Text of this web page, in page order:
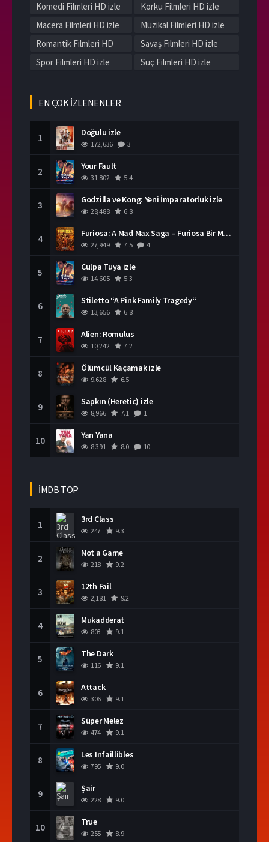
Komedi Filmleri HD izle
Korku Filmleri HD izle
Macera Filmleri HD izle
Müzikal Filmleri HD izle
Romantik Filmleri HD
izle
Savaş Filmleri HD izle
Spor Filmleri HD izle
Suç Filmleri HD izle
Yerli Filmleri HD izle
EN ÇOK İZLENENLER
1 Doğulu izle
172,636 3
2 Your Fault
31,802 5.4
3 Godzilla ve Kong: Yeni İmparatorluk izle
28,488 6.8
4 Furiosa: A Mad Max Saga – Furiosa Bir Mad Max Destanı
27,949 7.5 4
5 Culpa Tuya izle
14,605 5.3
6 Stiletto “A Pink Family Tragedy“
13,656 6.8
7 Alien: Romulus
10,242 7.2
8 Ölümcül Kaçamak izle
9,628 6.5
9 Sapkın (Heretic) izle
8,966 7.1 1
10 Yan Yana
8,391 8.0 10
İMDB TOP
1 3rd Class
247 9.3
2 Not a Game
218 9.2
3 12th Fail
2,181 9.2
4 Mukadderat
803 9.1
5 The Dark
116 9.1
6 Attack
306 9.1
7 Süper Melez
474 9.1
8 Les Infaillibles
795 9.0
9 Şair
228 9.0
10 True
255 8.9